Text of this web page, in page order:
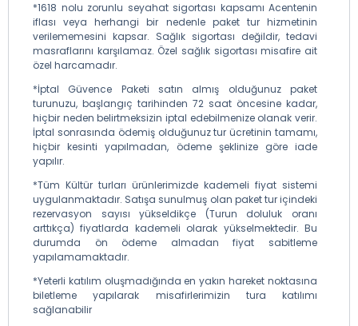
*1618 nolu zorunlu seyahat sigortası kapsamı Acentenin
iflası veya herhangi bir nedenle paket tur hizmetinin
verilememesini kapsar. Sağlık sigortası değildir, tedavi
masraflarını karşılamaz. Özel sağlık sigortası misafire ait
özel harcamadır.
*İptal Güvence Paketi satın almış olduğunuz paket
turunuzu, başlangıç tarihinden 72 saat öncesine kadar,
hiçbir neden belirtmeksizin iptal edebilmenize olanak verir.
İptal sonrasında ödemiş olduğunuz tur ücretinin tamamı,
hiçbir kesinti yapılmadan, ödeme şeklinize göre iade
yapılır.
*Tüm Kültür turları ürünlerimizde kademeli fiyat sistemi
uygulanmaktadır. Satışa sunulmuş olan paket tur içindeki
rezervasyon sayısı yükseldikçe (Turun doluluk oranı
arttıkça) fiyatlarda kademeli olarak yükselmektedir. Bu
durumda ön ödeme almadan fiyat sabitleme
yapılamamaktadır.
*Yeterli katılım oluşmadığında en yakın hareket noktasına
biletleme yapılarak misafirlerimizin tura katılımı
sağlanabilir